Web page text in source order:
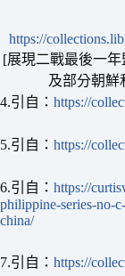
https://
[展現二戰最後一
及部分朝鮮
4.引自： https://
5.引自： https://
6.引自： https://
philippine-series-no-
china/
7.引自： https://